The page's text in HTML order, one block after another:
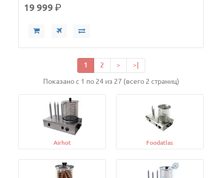
19 999р.
1 2 > >|
Показано с 1 по 24 из 27 (всего 2 страниц)
Airhot Foodatlas